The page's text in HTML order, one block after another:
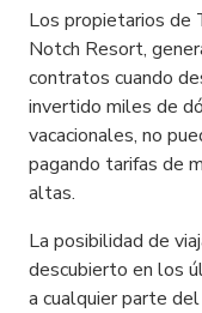
Los propietarios de
Notch Resort,
contratos cuando
invertido miles de
vacacionales, no
pagando tarifas de
altas.
La posibilidad de
descubierto en los
a cualquier parte